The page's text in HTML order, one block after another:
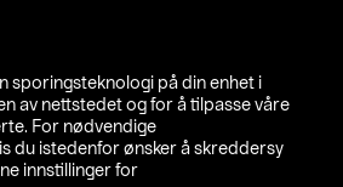
sporingsteknologi på din enhet i
av nettstedet og for å tilpasse våre
For nødvendige
du istedenfor ønsker å skreddersy
innstillinger for